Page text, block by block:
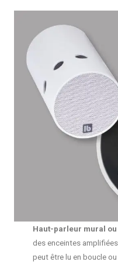
Haut-parleur mural
des enceintes
peut être lu en boucle